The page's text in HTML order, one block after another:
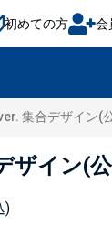
初めての方 会
集合デザイン(
ザイン(
)